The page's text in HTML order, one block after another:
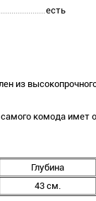
есть
из
комода имет
Глубина
43 см.